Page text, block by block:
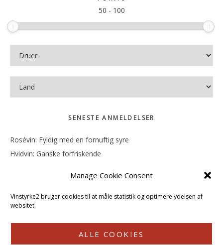
Manage Cookie Consent
Vinstyrke2 bruger cookies til at måle statistik og optimere ydelsen af
websitet.
ALLE COOKIES
50 - 100
SENESTE ANMELDELSER
Rosévin: Fyldig med en fornuftig syre
Hvidvin: Ganske forfriskende
Hvidvin: Smørfedme og tropisk sødme
Rosévin: Blød, rund og sødladen